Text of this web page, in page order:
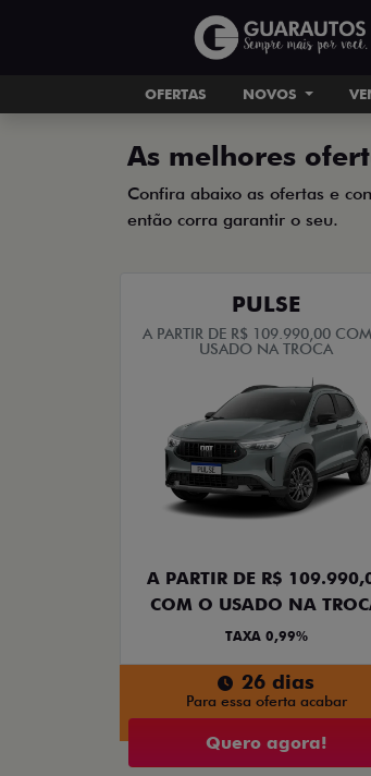
OFERTAS NOVOS
As melhores
Confira abaixo as ofertas e
então corra garantir o seu.
PULSE
A PARTIR DE R$ 109.990,00
USADO NA TROCA
A PARTIR DE R$
COM O USADO NA
TAXA 0,99%
26 dias
Para essa oferta acabar
Quero agora!